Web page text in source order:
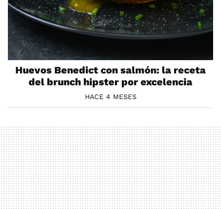
Huevos Benedict con salmón: la receta
del brunch hipster por excelencia
HACE 4 MESES